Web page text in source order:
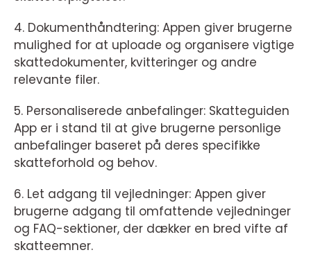
4. Dokumenthåndtering: Appen giver brugerne
mulighed for at uploade og organisere vigtige
skattedokumenter, kvitteringer og andre
relevante filer.
5. Personaliserede anbefalinger: Skatteguiden
App er i stand til at give brugerne personlige
anbefalinger baseret på deres specifikke
skatteforhold og behov.
6. Let adgang til vejledninger: Appen giver
brugerne adgang til omfattende vejledninger
og FAQ-sektioner, der dækker en bred vifte af
skatteemner.